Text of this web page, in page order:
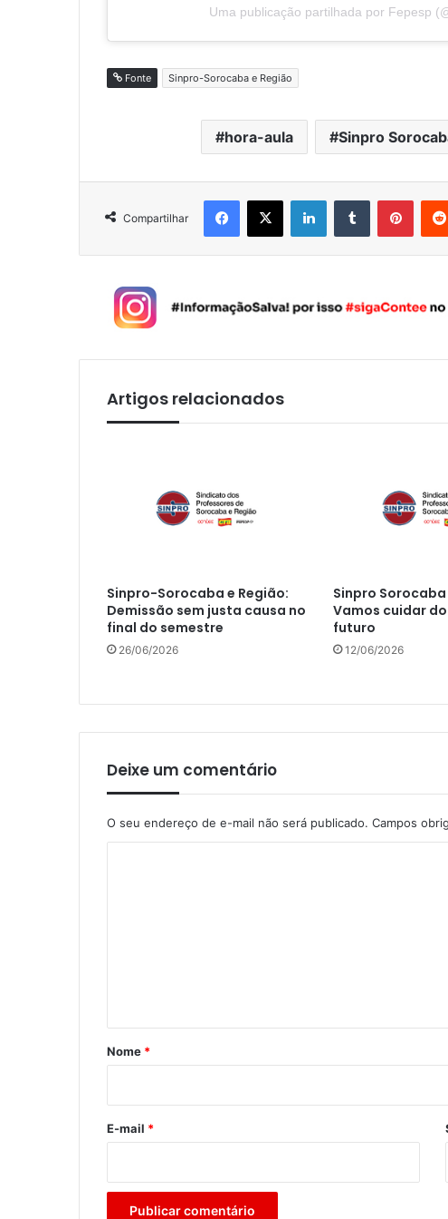
Uma publicação partilhada por Fepesp
Fonte Sinpro-Sorocaba e Região
hora-aula Sinpro
Compartilhar
Artigos relacionados
Sinpro-Sorocaba e Região:
Demissão sem justa causa no
final do semestre
26/06/2026
Sinpro Sorocaba
Vamos cuidar
futuro
12/06/2026
Deixe um comentário
O seu endereço de e-mail não será publicado. Campos
r
*
Nome *
E-mail *